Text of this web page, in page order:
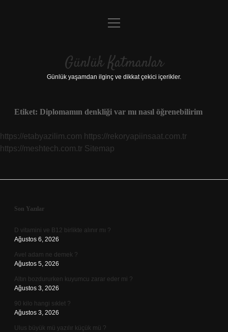
Anasayfa
Yasal Uyarı
menüyü
Günlük Katmanlar
Günlük yaşamdan ilginç ve dikkat çekici içerikler.
Etiket: Diplomamın denkliği var mı nasıl öğrenebilirim
https://etabyazilim.com https://rekoryapiinsaat.com.tr
https://meshtech.com.tr Sitemap
Sidebar
Son Yazılar
D vitamini ve B12 birlikte alınır mı ?
Ağustos 6, 2026
Avel adam ne demek ?
Ağustos 5, 2026
Altın bozdururken kuyumcu zarar eder mi ?
Ağustos 3, 2026
90 kilo hangi sıklet ?
Ağustos 3, 2026
Ulus büyük mü yazılır küçük mü ?